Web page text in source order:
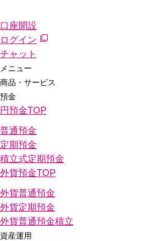
口座開設
ログイン
チャット
メニュー
商品・サービス
預金
円預金TOP
普通預金
定期預金
積立式定期預金
外貨預金TOP
外貨普通預金
外貨定期預金
外貨普通預金積立
資産運用